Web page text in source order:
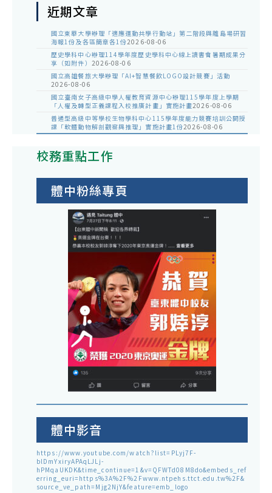
近期文章
國立東華大學辦理「適應運動共學行動站」第二階段與離島場研習
海報1份及各區簡章各1份2026-08-06
歷史學科中心辦理114學年度歷史學科中心線上讀書會暑期成果分
享（如附件） 2026-08-06
國立高雄餐旅大學辦理「AI+智慧餐飲LOGO設計競賽」活動
2026-08-06
國立臺南女子高級中學人權教育資源中心辦理115學年度上學期
「人權及轉型正義課程入校推廣計畫」實施計畫2026-08-06
普通型高級中等學校生物學科中心115學年度能力競賽培訓公開授
課「軟體動物解剖觀察與推理」實施計畫1份2026-08-06
校務重點工作
體中粉絲專頁
體中影音
https://www.youtube.com/watch?list=PLyj7F-
blDmYxiryAPAqLJLj-
hPMqaUKDK&time_continue=1&v=QFWTd08M8do&embeds_ref
erring_euri=https%3A%2F%2Fwww.ntpehs.ttct.edu.tw%2F&
source_ve_path=Mjg2NjY&feature=emb_logo